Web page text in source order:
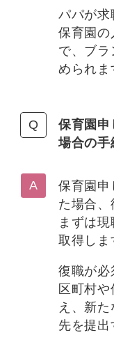
パパが求
保育園の
で、ブ
められま
保育園申
場合の手
保育園申
た場合
まずは
取得しま
復職が必
区町村
え、新
先を提